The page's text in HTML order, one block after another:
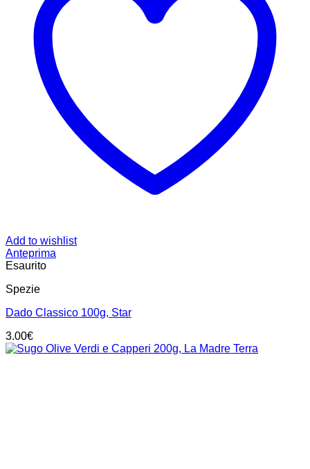
Add to wishlist
Anteprima
Esaurito
Spezie
Dado Classico 100g, Star
3.00€